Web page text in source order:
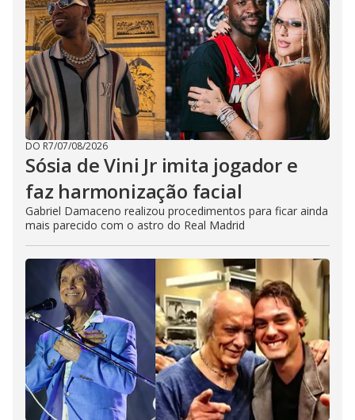
DO R7/07/08/2026
Sósia de Vini Jr imita jogador e
faz harmonização facial
Gabriel Damaceno realizou procedimentos para ficar ainda
mais parecido com o astro do Real Madrid